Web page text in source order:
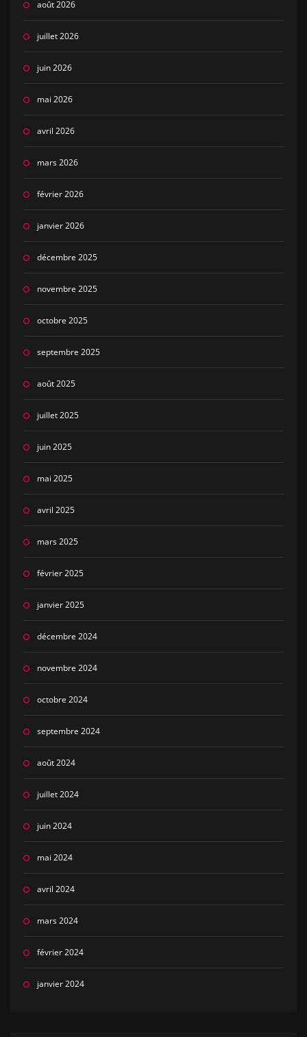
août 2026
juillet 2026
juin 2026
mai 2026
avril 2026
mars 2026
février 2026
janvier 2026
décembre 2025
novembre 2025
octobre 2025
septembre 2025
août 2025
juillet 2025
juin 2025
mai 2025
avril 2025
mars 2025
février 2025
janvier 2025
décembre 2024
novembre 2024
octobre 2024
septembre 2024
août 2024
juillet 2024
juin 2024
mai 2024
avril 2024
mars 2024
février 2024
janvier 2024